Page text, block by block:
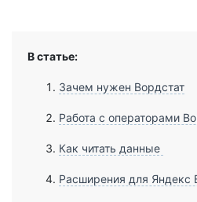
В статье:
Зачем нужен Вордстат
Работа с операторами
Как читать данные
Расширения для Яндекс